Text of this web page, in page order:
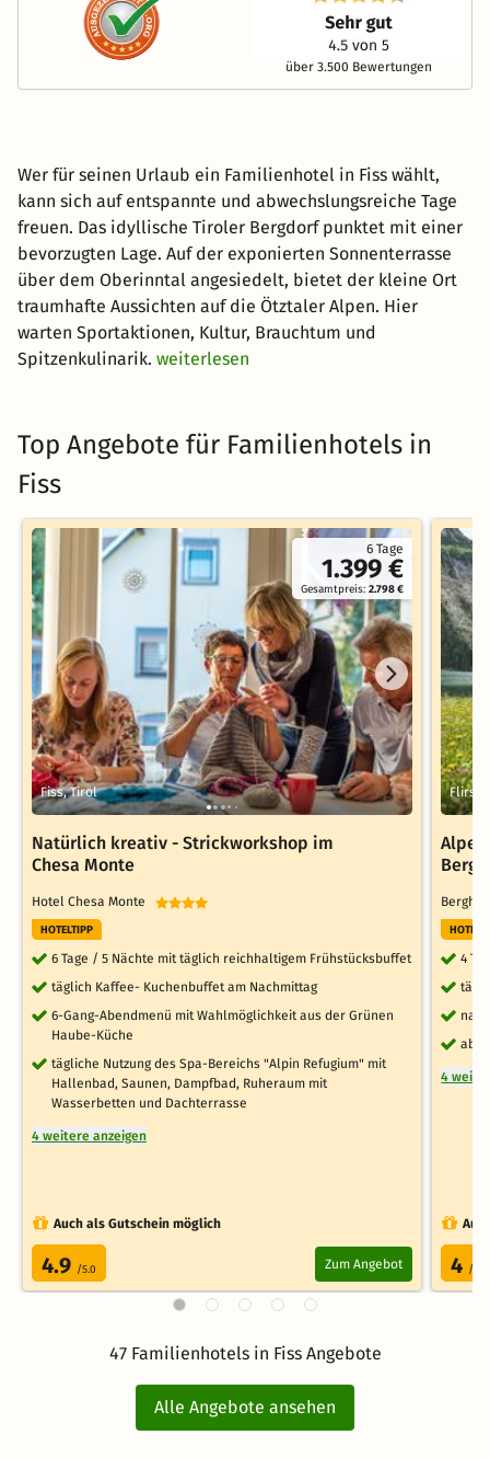
über 3.500 Bewertungen
Wer für seinen Urlaub ein Familienhotel in Fiss wählt,
kann sich auf entspannte und abwechslungsreiche Tage
freuen. Das idyllische Tiroler Bergdorf punktet mit einer
bevorzugten Lage. Auf der exponierten Sonnenterrasse
über dem Oberinntal angesiedelt, bietet der kleine Ort
traumhafte Aussichten auf die Ötztaler Alpen. Hier
warten Sportaktionen, Kultur, Brauchtum und
Spitzenkulinarik. weiterlesen
Top Angebote für Familienhotels in
Fiss
6 Tage
1.399 €
Gesamtpreis:2.798 €
Fiss, Tirol
Natürlich kreativ - Strickworkshop im
Chesa Monte
Hotel Chesa Monte
HOTELTIPP
6 Tage / 5 Nächte mit täglich reichhaltigem Frühstücksbuffet
täglich Kaffee- Kuchenbuffet am Nachmittag
6-Gang-Abendmenü mit Wahlmöglichkeit aus der Grünen
Haube-Küche
tägliche Nutzung des Spa-Bereichs "Alpin Refugium" mit
Hallenbad, Saunen, Dampfbad, Ruheraum mit
Wasserbetten und Dachterrasse
4 weitere anzeigen
Auch als Gutschein möglich
4.9 /5.0 Zum Angebot
4
4
4 /5.0
47 Familienhotels in Fiss Angebote
Alle Angebote ansehen